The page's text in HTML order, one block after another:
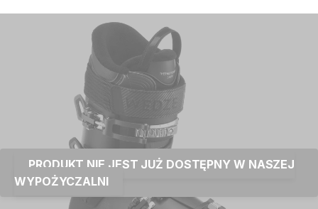
PRODUKT NIE JEST JUŻ DOSTĘPNY W NASZEJ
WYPOŻYCZALNI